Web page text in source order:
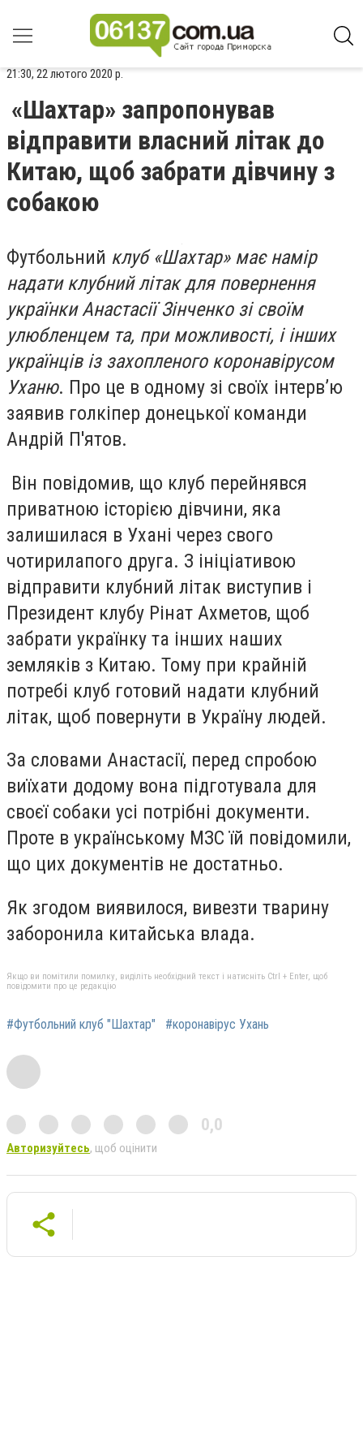
21:30, 22 лютого 2020 р.
«Шахтар» запропонував
відправити власний літак до
Китаю, щоб забрати дівчину з
собакою
Футбольний клуб «Шахтар» має намір
надати клубний літак для повернення
українки Анастасії Зінченко зі своїм
улюбленцем та, при можливості, і інших
українців із захопленого коронавірусом
Уханю. Про це в одному зі своїх інтерв’ю
заявив голкіпер донецької команди
Андрій П'ятов.
Він повідомив, що клуб перейнявся
приватною історією дівчини, яка
залишилася в Ухані через свого
чотирилапого друга. З ініціативою
відправити клубний літак виступив і
Президент клубу Рінат Ахметов, щоб
забрати українку та інших наших
земляків з Китаю. Тому при крайній
потребі клуб готовий надати клубний
літак, щоб повернути в Україну людей.
За словами Анастасії, перед спробою
виїхати додому вона підготувала для
своєї собаки усі потрібні документи.
Проте в українському МЗС їй повідомили,
що цих документів не достатньо.
Як згодом виявилося, вивезти тварину
заборонила китайська влада.
Якщо ви помітили помилку, виділіть необхідний текст і натисніть Ctrl + Enter, щоб
повідомити про це редакцію
#Футбольний клуб "Шахтар" #коронавірус Ухань
0,0
Авторизуйтесь, щоб оцінити